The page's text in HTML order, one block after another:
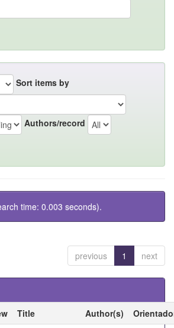
Sort items by
Authors/record
time: 0.003 seconds).
previous 1 next
Title Author(s)